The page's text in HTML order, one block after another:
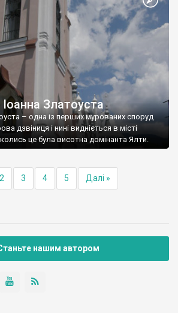
Златоуста
– одна із перших мурованих споруд
дзвіниця і нині видніється в місті
це була висотна домінанта Ялти.
2 3 4 5 Далі »
нашим автором